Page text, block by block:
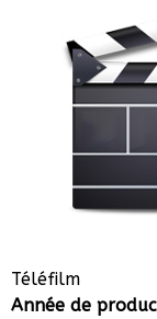
Téléfilm
Année de